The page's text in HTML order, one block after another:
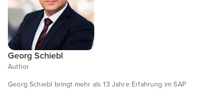
Georg Schiebl
Author
Georg Schiebl bringt mehr als 13 Jahre Erfahrung im SAP